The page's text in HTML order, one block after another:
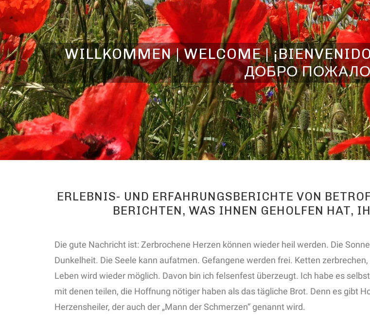
WILLKOMMEN | WELCOME |
ДОБРО
ERLEBNIS- UND ERFAHRUNGSBERICHTE VON
BERICHTEN, WAS IHNEN GEHOLFEN HAT,
Die gute Nachricht ist: Zerbrochene Herzen können wieder heil werden. Die
Dunkelheit. Die Seele kann aufatmen. Gefangene werden frei. Ketten
Leben wird wieder möglich. Davon bin ich felsenfest überzeugt. Ich habe es
mit denen teilen, die Hoffnung nötiger haben als das tägliche Brot. Denn es gibt
Herzensheiler, der auch der „Mann der Schmerzen“ genannt wird.